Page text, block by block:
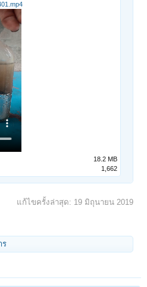
18.2 MB
1,662
แก้ไขครั้งล่าสุด: 19 มิถุนายน 2019
ร